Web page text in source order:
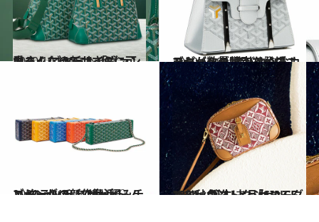
2020.10.1
小さくなって、さらに可愛く！ ゴヤール「ヴァンドーム」の新サイズ
コミック ＆ エッセイ 2020.11.9
ゴヤールの特別なイブニングバッグ 煌びやかなカラーが数量限定で登場！
コミック ＆ エッセイ
2020.7.21
ゴヤールの新作サントノレ クラッチ レザー編みチェーンがついて復活♡
コミック ＆ エッセイ 2020.10.24
ルイ・ヴィトン「SINCE 1854」誕生 上品かつモダンな秋色コレクション
コミック ＆ エッセイ